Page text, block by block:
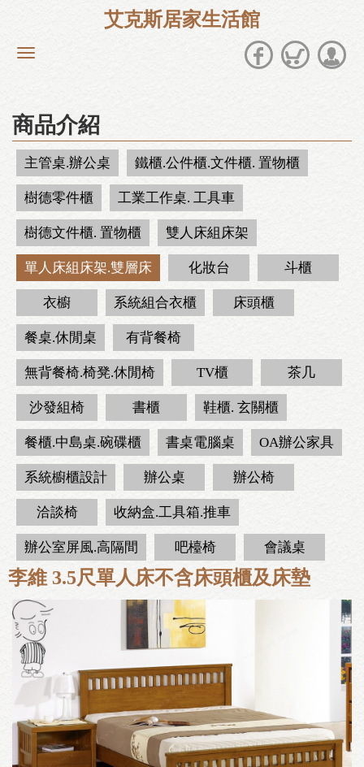
艾克斯居家生活館
商品介紹
主管桌.辦公桌 鐵櫃.公件櫃.文件櫃. 置物櫃
樹德零件櫃 工業工作桌. 工具車
樹德文件櫃. 置物櫃 雙人床組床架
單人床組床架.雙層床 化妝台 斗櫃
衣櫥 系統組合衣櫃 床頭櫃
餐桌.休閒桌 有背餐椅
無背餐椅.椅凳.休閒椅 TV櫃 茶几
沙發組椅 書櫃 鞋櫃. 玄關櫃
餐櫃.中島桌.碗碟櫃 書桌電腦桌 OA辦公家具
系統櫥櫃設計 辦公桌 辦公椅
洽談椅 收納盒.工具箱.推車
辦公室屏風.高隔間 吧檯椅 會議桌
李維 3.5尺單人床不含床頭櫃及床墊